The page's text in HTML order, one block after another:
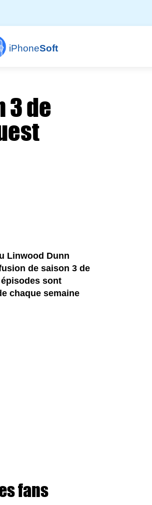
iPhoneSoft
3 de
Linwood Dunn
de saison 3 de
sont
chaque semaine
fans